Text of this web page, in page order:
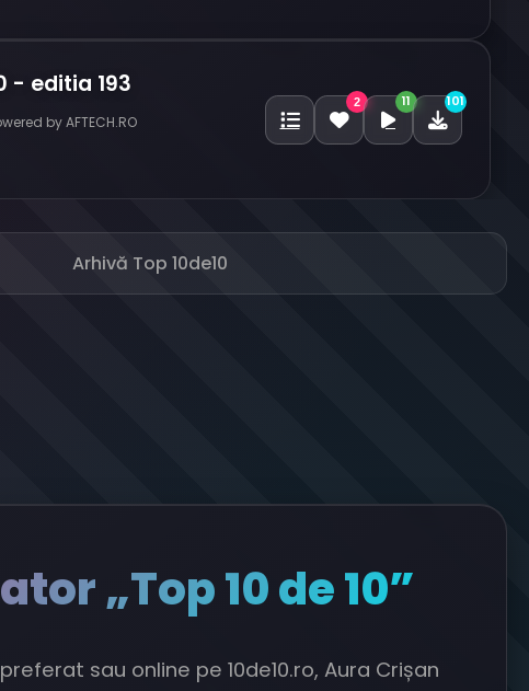
- editia 193
by AFTECH.RO
2 11 101
Arhivă Top 10de10
„Top 10 de 10”
sau online pe 10de10.ro, Aura Crișan